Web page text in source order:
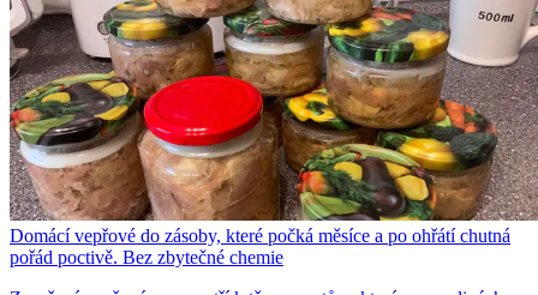
Domácí vepřové do zásoby, které počká měsíce a po ohřátí chutná
pořád poctivě. Bez zbytečné chemie